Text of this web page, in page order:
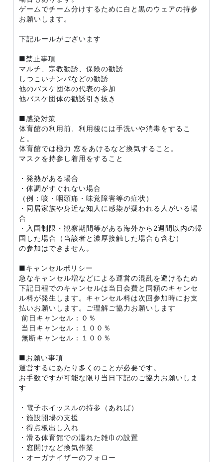
ゲームでチーム分けするために白と黒のウェアの持参
お願いします。
下記ルールがございます
■禁止事項
マルチ、宗教勧誘、保険の勧誘
しつこいナンパなどの勧誘
他のバスケ団体の代表の参加
他バスケ団体の勧誘引き抜き
■感染対策
体育館の利用前、利用後には手洗いや消毒をするこ
と。
体育館では極力 窓をあけるなど換気すること。
マスクを持参し着用をすること
・発熱がある場合
・体調がすぐれない場合
（例：咳・咽頭痛・味覚障害等の症状）
・同居家族や身近な知人に感染が疑われる人がいる場
合
・入国制限・観察期間等がある海外から2週間以内の帰
国した場合（当該者と濃厚接触した場合も含む）
の参加はできません。
■キャンセルポリシー
急なキャンセル増などによる運営の混乱を避けるため
下記日程でのキャンセルは当日会費と同額のキャンセ
ル料が発生します。キャンセル料は次回参加時にお支
払いお願いします。ご理解ご協力お願いします
前日キャンセル：０％
当日キャンセル：１００％
無断キャンセル：１００％
■お願い事項
運営するにあたり多くのことが必要です。
お手数ですが可能な限り当日下記のご協力お願いしま
す
・電子ホイッスルの持参（あれば）
・施設開場の支援
・得点板出し入れ
・滑る体育館での濡れた雑巾の設置
・窓開けなど換気作業
・オーガナイザーのフォロー